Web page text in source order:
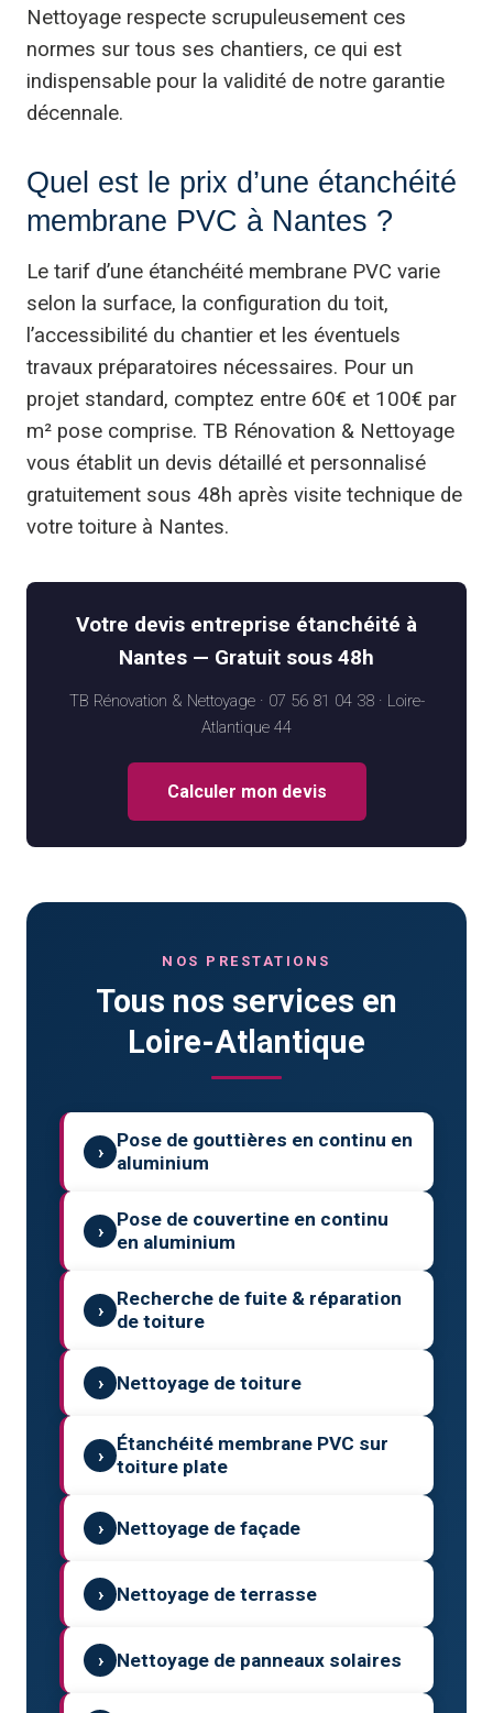
Nettoyage respecte scrupuleusement ces
normes sur tous ses chantiers, ce qui est
indispensable pour la validité de notre garantie
décennale.
Quel est le prix d’une étanchéité
membrane PVC à Nantes ?
Le tarif d’une étanchéité membrane PVC varie
selon la surface, la configuration du toit,
l’accessibilité du chantier et les éventuels
travaux préparatoires nécessaires. Pour un
projet standard, comptez entre 60€ et 100€ par
m² pose comprise. TB Rénovation & Nettoyage
vous établit un devis détaillé et personnalisé
gratuitement sous 48h après visite technique de
votre toiture à Nantes.
Votre devis entreprise étanchéité à
Nantes — Gratuit sous 48h
TB Rénovation & Nettoyage · 07 56 81 04 38 · Loire-
Atlantique 44
Calculer mon devis
NOS PRESTATIONS
Tous nos services en
Loire-Atlantique
›
Pose de gouttières en continu en
aluminium
›
Pose de couvertine en continu
en aluminium
›
Recherche de fuite & réparation
de toiture
› Nettoyage de toiture
›
Étanchéité membrane PVC sur
toiture plate
› Nettoyage de façade
› Nettoyage de terrasse
› Nettoyage de panneaux solaires